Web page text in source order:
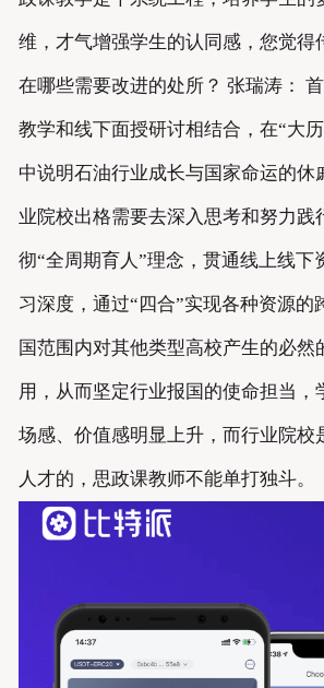
维，才气增强学生的认同感，您觉得
在哪些需要改进的处所？ 张瑞涛：
教学和线下面授研讨相结合，在“大
中说明石油行业成长与国家命运的休
业院校出格需要去深入思考和努力践
彻“全周期育人”理念，贯通线上线下
习深度，通过“四合”实现各种资源的
国范围内对其他类型高校产生的必然
用，从而坚定行业报国的使命担当，
场感、价值感明显上升，而行业院校
人才的，思政课教师不能单打独斗。